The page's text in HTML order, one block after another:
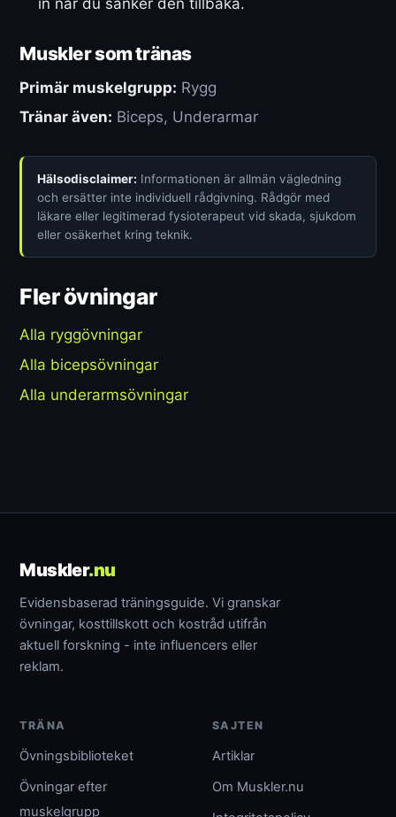
in när du sänker den tillbaka.
Muskler som tränas
Primär muskelgrupp: Rygg
Tränar även: Biceps, Underarmar
Hälsodisclaimer: Informationen är allmän vägledning
och ersätter inte individuell rådgivning. Rådgör med
läkare eller legitimerad fysioterapeut vid skada, sjukdom
eller osäkerhet kring teknik.
Fler övningar
Alla ryggövningar
Alla bicepsövningar
Alla underarmsövningar
Muskler.nu
Evidensbaserad träningsguide. Vi granskar
övningar, kosttillskott och kostråd utifrån
aktuell forskning - inte influencers eller
reklam.
TRÄNA
Övningsbiblioteket
Övningar efter
muskelgrupp
SAJTEN
Artiklar
Om Muskler.nu